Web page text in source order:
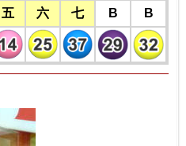
五 六 七 B B